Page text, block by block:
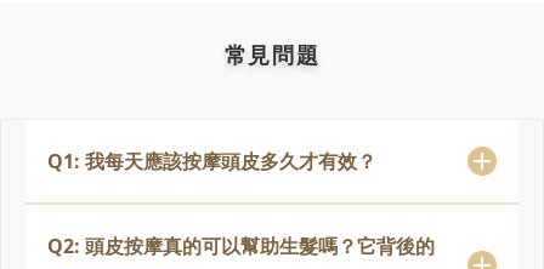
常見問題
Q1: 我每天應該按摩頭皮多久才有效？
Q2: 頭皮按摩真的可以幫助生髮嗎？它背後的